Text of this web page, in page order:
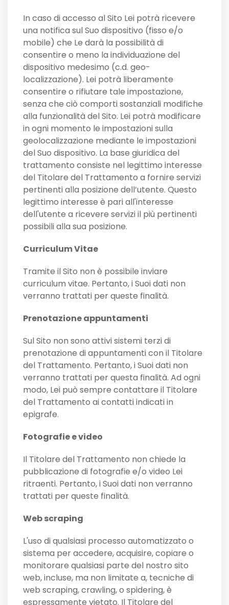
In caso di accesso al Sito Lei potrà ricevere
una notifica sul Suo dispositivo (fisso e/o
mobile) che Le darà la possibilità di
consentire o meno la individuazione del
dispositivo medesimo (c.d. geo-
localizzazione). Lei potrà liberamente
consentire o rifiutare tale impostazione,
senza che ciò comporti sostanziali modifiche
alla funzionalità del Sito. Lei potrà modificare
in ogni momento le impostazioni sulla
geolocalizzazione mediante le impostazioni
del Suo dispositivo. La base giuridica del
trattamento consiste nel legittimo interesse
del Titolare del Trattamento a fornire servizi
pertinenti alla posizione dell’utente. Questo
legittimo interesse è pari all'interesse
dell'utente a ricevere servizi il più pertinenti
possibili alla sua posizione.
Curriculum Vitae
Tramite il Sito non è possibile inviare
curriculum vitae. Pertanto, i Suoi dati non
verranno trattati per queste finalità.
Prenotazione appuntamenti
Sul Sito non sono attivi sistemi terzi di
prenotazione di appuntamenti con il Titolare
del Trattamento. Pertanto, i Suoi dati non
verranno trattati per questa finalità. Ad ogni
modo, Lei può sempre contattare il Titolare
del Trattamento ai contatti indicati in
epigrafe.
Fotografie e video
Il Titolare del Trattamento non chiede la
pubblicazione di fotografie e/o video Lei
ritraenti. Pertanto, i Suoi dati non verranno
trattati per queste finalità.
Web scraping
L'uso di qualsiasi processo automatizzato o
sistema per accedere, acquisire, copiare o
monitorare qualsiasi parte del nostro sito
web, incluse, ma non limitate a, tecniche di
web scraping, crawling, o spidering, è
espressamente vietato. Il Titolare del